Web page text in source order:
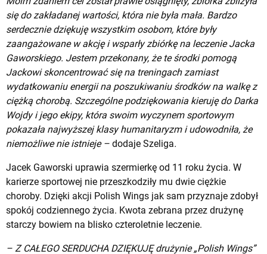
się do zakładanej wartości, która nie była mała. Bardzo
serdecznie dziękuję wszystkim osobom, które były
zaangażowane w akcję i wsparły zbiórkę na leczenie Jacka
Gaworskiego. Jestem przekonany, że te środki pomogą
Jackowi skoncentrować się na treningach zamiast
wydatkowaniu energii na poszukiwaniu środków na walkę z
ciężką chorobą. Szczególne podziękowania kieruję do Darka
Wojdy i jego ekipy, która swoim wyczynem sportowym
pokazała najwyższej klasy humanitaryzm i udowodniła, że
niemożliwe nie istnieje – dodaje Szeliga.
Jacek Gaworski uprawia szermierkę od 11 roku życia. W
karierze sportowej nie przeszkodziły mu dwie ciężkie
choroby. Dzięki akcji Polish Wings jak sam przyznaje zdobył
spokój codziennego życia. Kwota zebrana przez drużynę
starczy bowiem na blisko czteroletnie leczenie.
– Z CAŁEGO SERDUCHA DZIĘKUJĘ drużynie„Polish Wings”